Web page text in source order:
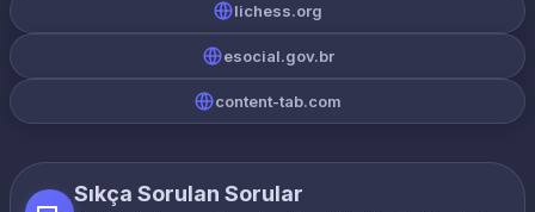
lichess.org
esocial.gov.br
content-tab.com
Sıkça Sorulan Sorular